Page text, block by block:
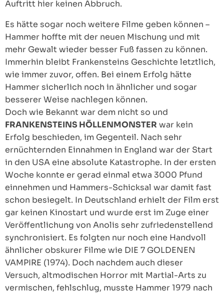
Auftritt hier keinen Abbruch.
Es hätte sogar noch weitere Filme geben können –
Hammer hoffte mit der neuen Mischung und mit
mehr Gewalt wieder besser Fuß fassen zu können.
Immerhin bleibt Frankensteins Geschichte letztlich,
wie immer zuvor, offen. Bei einem Erfolg hätte
Hammer sicherlich noch in ähnlicher und sogar
besserer Weise nachlegen können.
Doch wie Bekannt war dem nicht so und
FRANKENSTEINS HÖLLENMONSTERwar kein
Erfolg beschieden, im Gegenteil. Nach sehr
ernüchternden Einnahmen in England war der Start
in den USA eine absolute Katastrophe. In der ersten
Woche konnte er gerad einmal etwa 3000 Pfund
einnehmen und Hammers-Schicksal war damit fast
schon besiegelt. In Deutschland erhielt der Film erst
gar keinen Kinostart und wurde erst im Zuge einer
Veröffentlichung von Anolis sehr zufriedenstellend
synchronisiert. Es folgten nur noch eine Handvoll
ähnlicher obskurer Filme wie DIE 7 GOLDENEN
VAMPIRE (1974). Doch nachdem auch dieser
Versuch, altmodischen Horror mit Martial-Arts zu
vermischen, fehlschlug, musste Hammer 1979 nach